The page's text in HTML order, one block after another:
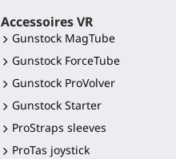
Accessoires VR
Gunstock MagTube
Gunstock ForceTube
Gunstock ProVolver
Gunstock Starter
ProStraps sleeves
ProTas joystick